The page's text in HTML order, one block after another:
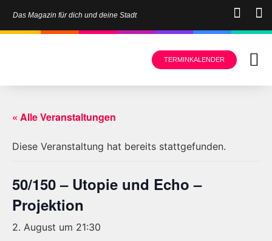
Das Magazin für dich und deine Stadt
TERMINKALENDER
« Alle Veranstaltungen
Diese Veranstaltung hat bereits stattgefunden.
50/150 – Utopie und Echo –
Projektion
2. August um 21:30